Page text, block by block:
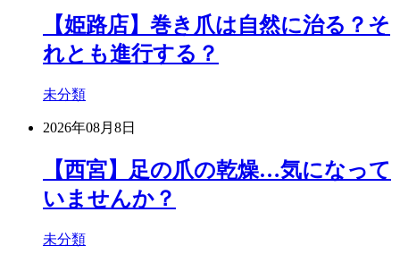
【姫路店】巻き爪は自然に治る？そ
れとも進行する？
未分類
2026年08月8日
【西宮】足の爪の乾燥…気になって
いませんか？
未分類